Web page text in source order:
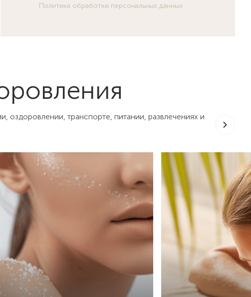
Политика обработки персональных данных
транспорте, питании, развлечениях и